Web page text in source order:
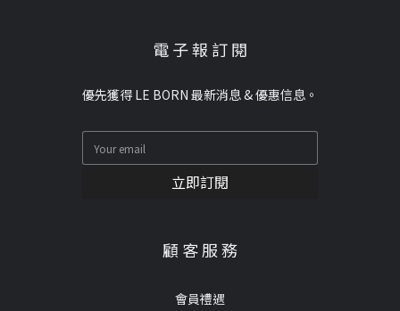
電 子 報 訂 閱
優先獲得 LE BORN 最新消息 & 優惠信息。
立即訂閱
顧 客 服 務
會員禮遇